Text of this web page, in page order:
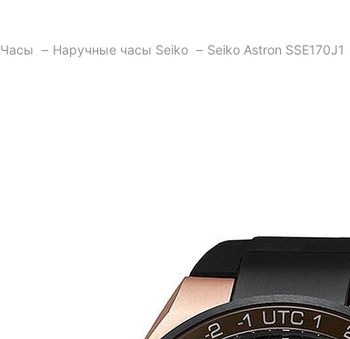
Часы Наручные часы Seiko Seiko Astron SSE170J1